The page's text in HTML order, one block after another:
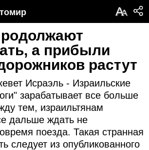
АА
а прибыли
растут
Исраэль - Израильские
зарабатывает все больше
тем, израильтянам
дальше ждать не
поезда. Такая странная
следует из опубликованного